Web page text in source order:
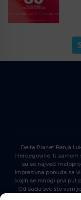
Delta Planet Banja
Hercegovine. U
su se najveći
impresivna ponuda sa
kojih se mnogi prvi put
Od sada sve što vam